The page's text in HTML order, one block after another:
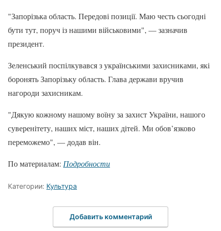
"Запорізька область. Передові позиції. Маю честь сьогодні
бути тут, поруч із нашими військовими", — зазначив
президент.
Зеленський поспілкувався з українськими захисниками, які
боронять Запорізьку область. Глава держави вручив
нагороди захисникам.
"Дякую кожному нашому воїну за захист України, нашого
суверенітету, наших міст, наших дітей. Ми обов’язково
переможемо", — додав він.
По материалам: Подробности
Категории: Культура
Добавить комментарий